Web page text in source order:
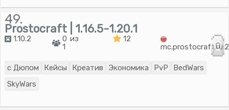
49.
Prostocraft | 1.16.5-1.20.1
1.10.2
0 из
1
12
0
с Дюпом Кейсы Креатив Экономика PvP
BedWars
SkyWars